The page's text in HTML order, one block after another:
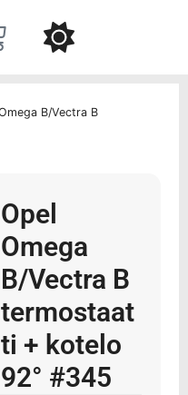
B/Vectra B
Opel
Omega
B/Vectra B
termostaat
ti + kotelo
92° #345